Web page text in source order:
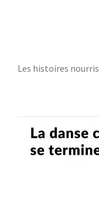
Les histoires